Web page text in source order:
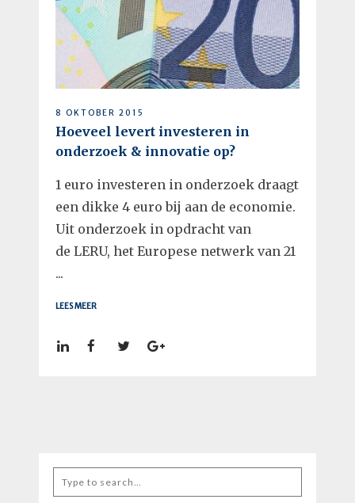
8 OKTOBER 2015
Hoeveel levert investeren in
onderzoek & innovatie op?
1 euro investeren in onderzoek draagt
een dikke 4 euro bij aan de economie.
Uit onderzoek in opdracht van
de LERU, het Europese netwerk van 21
...
LEES MEER
for: